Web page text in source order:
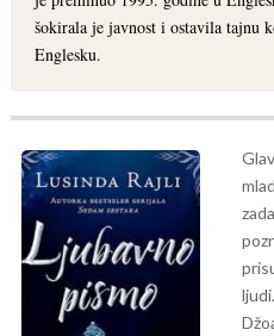
šokirala je javnost i ostavila tajnu
Englesku.